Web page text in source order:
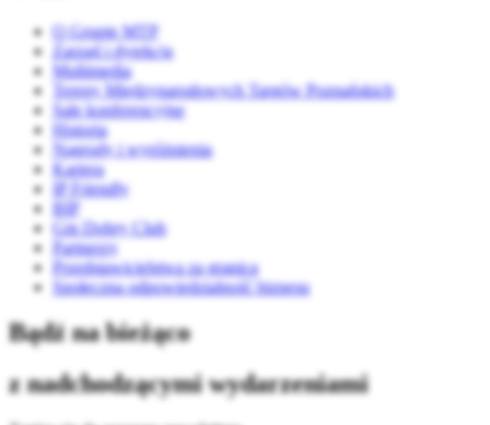
O Grupie MTP
Zarząd i dyrekcja
Multimedia
Tereny Międzynarodowych Targów Poznańskich
Sale konferencyjne
Historia
Nagrody i wyróżnienia
Kariera
IP Friendly
BIP
Gin Dobry Club
Partnerzy
Przedstawicielstwa za granicą
Społeczna odpowiedzialność biznesu
Bądź na bieżąco
z nadchodzącymi wydarzeniami